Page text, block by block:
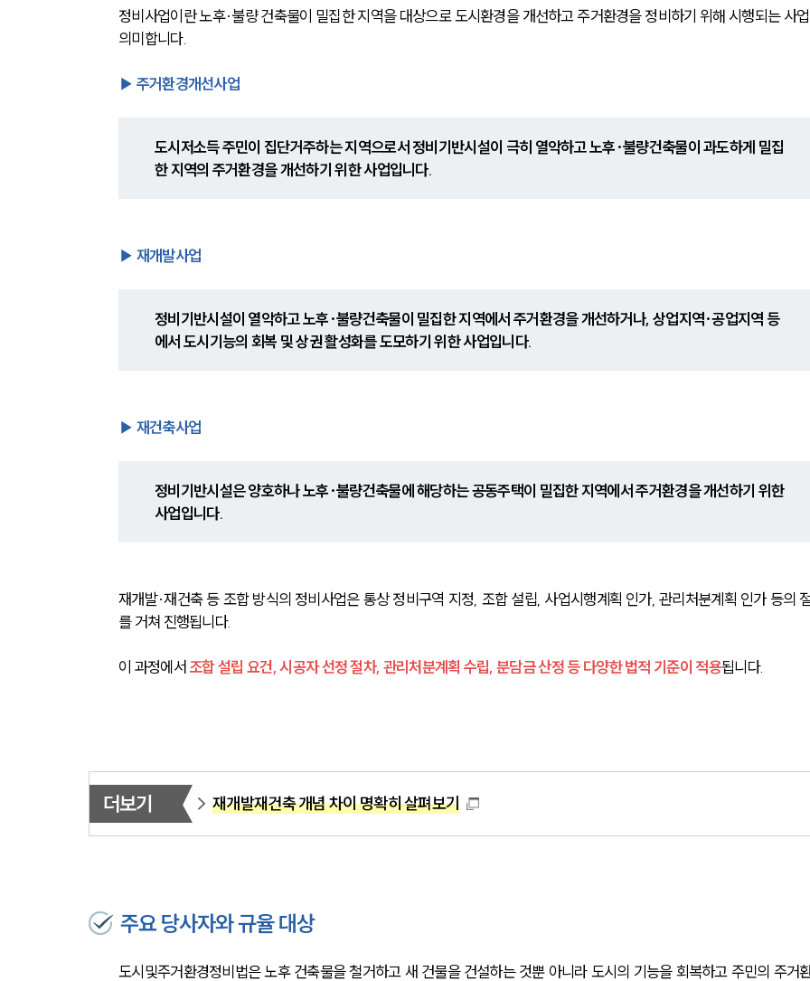
정비사업이란 노후·불량 건축물이 밀집한 지역을 대상으로 도시환경을 개선하고 주거환경을 정비하기 위해 시행되는 사
의미합니다.
▶ 주거환경개선사업
도시저소득 주민이 집단거주하는 지역으로서 정비기반시설이 극히 열악하고 노후·불량건축물이 과도하게 밀집
한 지역의 주거환경을 개선하기 위한 사업입니다.
▶ 재개발사업
정비기반시설이 열악하고 노후·불량건축물이 밀집한 지역에서 주거환경을 개선하거나, 상업지역·공업지역 등
에서 도시기능의 회복 및 상권 활성화를 도모하기 위한 사업입니다.
▶ 재건축사업
정비기반시설은 양호하나 노후·불량건축물에 해당하는 공동주택이 밀집한 지역에서 주거환경을 개선하기 위한
사업입니다.
재개발·재건축 등 조합 방식의 정비사업은 통상 정비구역 지정, 조합 설립, 사업시행계획 인가, 관리처분계획 인가 등의
를 거쳐 진행됩니다.
이 과정에서 조합 설립 요건, 시공자 선정 절차, 관리처분계획 수립, 분담금 산정 등 다양한 법적 기준이 적용됩니다.
더보기 재개발재건축 개념 차이 명확히 살펴보기
주요 당사자와 규율 대상
도시및주거환경정비법은 노후 건축물을 철거하고 새 건물을 건설하는 것뿐 아니라 도시의 기능을 회복하고 주민의 주거